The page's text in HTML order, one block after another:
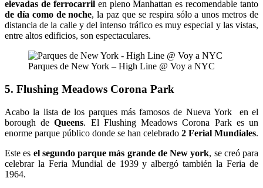
elevadas de ferrocarrilen pleno Manhattan es recomendable tanto
de día como de noche, la paz que se respira sólo a unos metros de
distancia de la calle y del intenso tráfico es muy especial y las vistas,
entre altos edificios, son espectaculares.
Parques de New York – High Line @ Voy a NYC
5. Flushing Meadows Corona Park
Acabo la lista de los parques más famosos de Nueva York en el
borough de Queens. El Flushing Meadows Corona Park es un
enorme parque público donde se han celebrado 2 Ferial Mundiales.
Este es el segundo parque más grande de New york, se creó para
celebrar la Feria Mundial de 1939 y albergó también la Feria de
1964.